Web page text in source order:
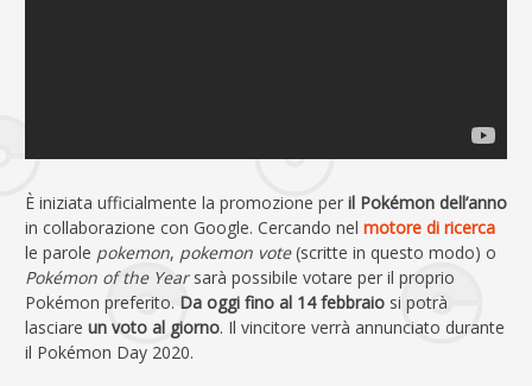
È iniziata ufficialmente la promozione per il Pokémon dell’anno
in collaborazione con Google. Cercando nel motore di ricerca
le parole pokemon, pokemon vote(scritte in questo modo) o
Pokémon of the Yearsarà possibile votare per il proprio
Pokémon preferito. Da oggi fino al 14 febbraio si potrà
lasciare un voto al giorno. Il vincitore verrà annunciato durante
il Pokémon Day 2020.